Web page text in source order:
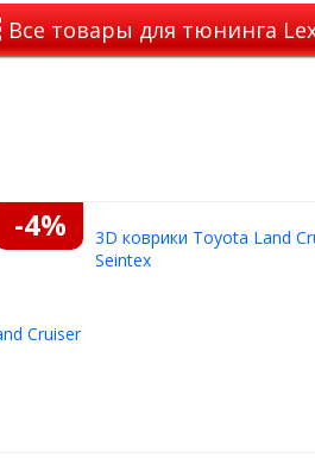
Все товары для тюнинга
-4%
3D коврики Toyota Land
Seintex